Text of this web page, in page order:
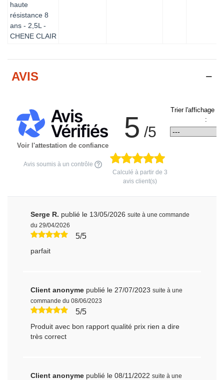
haute
résistance 8
ans - 2,5L -
CHENE CLAIR
AVIS
Voir l'attestation de confiance
Avis soumis à un contrôle
5 /5
Calculé à partir de 3
avis client(s)
Trier l'affichage
:
Serge R. publié le 13/05/2026 suite à une commande
du 29/04/2026
5/5
parfait
Client anonyme publié le 27/07/2023 suite à une
commande du 08/06/2023
5/5
Produit avec bon rapport qualité prix rien a dire
très correct
Client anonyme publié le 08/11/2022 suite à une